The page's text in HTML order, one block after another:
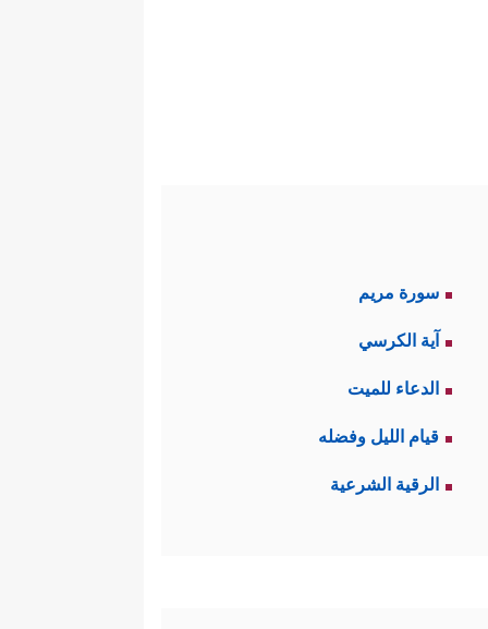
سورة مريم
آية الكرسي
الدعاء للميت
قيام الليل وفضله
الرقية الشرعية